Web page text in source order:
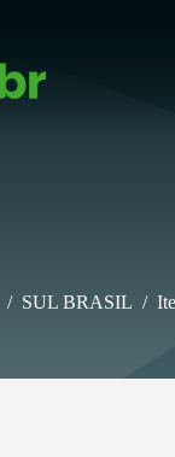
/ SUL BRASIL /